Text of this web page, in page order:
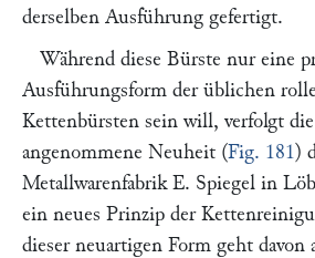
derselben Ausführung gefertigt.
Während diese Bürste nur eine
Ausführungsform der üblichen
Kettenbürsten sein will, verfolgt
angenommene Neuheit (Fig. 181)
Metallwarenfabrik E. Spiegel in
ein neues Prinzip der
dieser neuartigen Form geht davon